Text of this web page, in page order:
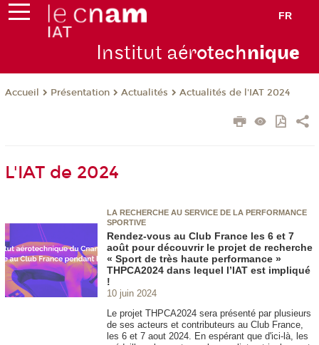
FR
Institut aérotechnique
Accueil Présentation Actualités Actualités de l'IAT 2024
L'IAT de 2024
LA RECHERCHE AU SERVICE DE LA PERFORMANCE
SPORTIVE
Rendez-vous au Club France les 6 et 7
août pour découvrir le projet de recherche
« Sport de très haute performance »
THPCA2024 dans lequel l’IAT est impliqué
!
10 juin 2024
Le projet THPCA2024 sera présenté par plusieurs
de ses acteurs et contributeurs au Club France,
les 6 et 7 aout 2024. En espérant que d'ici-là, les